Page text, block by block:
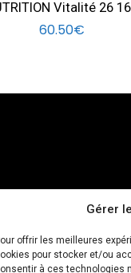
Gérer
offrir les meilleures
pour stocker et/ou
à ces technologies
60.50€
de cookies